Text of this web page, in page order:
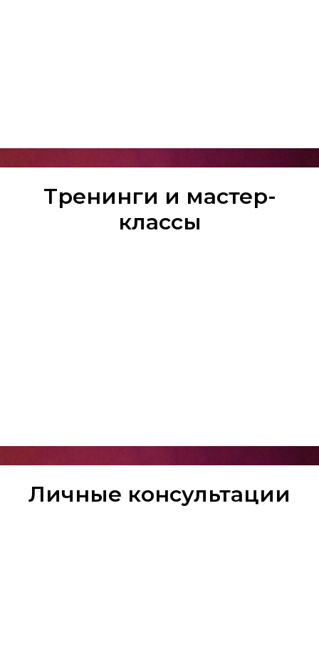
Тренинги и мастер-
классы
Личные консультации